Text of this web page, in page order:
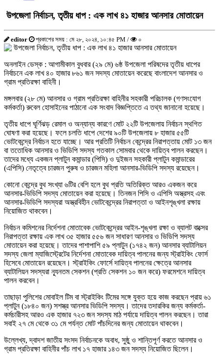
উপজেলা নির্বাচন, তৃতীয় ধাপ : এক লাখ ৪১ হাজার আনসার মোতায়েন
editor প্রকাশের সময় : মে ২৮, ২০২৪, ১০:৪৫ PM / ০
অনলাইন ডেস্ক : আগামীকাল বুধবার (২৯ মে) ৬ষ্ঠ উপজেলা পরিষদের তৃতীয় ধাপের
নির্বাচনে এক লাখ ৪০ হাজার ৮৬১ জন সদস্য মোতায়েন করেছে বাংলাদেশ আনসার ও
গ্রাম প্রতিরক্ষা বাহিনী।
মঙ্গলবার (২৮ মে) আনসার ও গ্রাম প্রতিরক্ষা বাহিনীর সহকারী পরিচালক (গণসংযোগ
কর্মকর্তা) রুবেল হোসাইনের পাঠানো এক সংবাদ বিজ্ঞপ্তিতে এ তথ্য জানানো হয়েছে।
তৃতীয় ধাপে ঘূর্ণিঝড় রেমাল ও অন্যান্য কারণে মোট ২২টি উপজেলায় নির্বাচন স্থগিত
ঘোষণা করা হয়েছে। ফলে চলতি ধাপে দেশের ৯০টি উপজেলায় ৮ হাজার ৫৫টি
ভোটকেন্দ্রে নির্বাচন হতে যাচ্ছে। আর প্রতিটি নির্বাচন কেন্দ্রের নিরাপত্তায় মোট ১৩ জন
বা ততোধিক আনসার ও ভিডিপি সদস্য গতকাল সোমবার থেকে দায়িত্ব পালন করছেন।
তাদের মধ্যে একজন প্লাটুন কমান্ডার (পিসি) ও দুইজন সহকারী প্লাটুন কমান্ডারের
(এপিসি) নেতৃত্বে চারজন পুরুষ ও চারজন মহিলা আনসার-ভিডিপি সদস্য রয়েছেন।
কোনো কেন্দ্রে বুথ সংখ্যা ৬টির বেশি হলে বুথ প্রতি অতিরিক্ত আরও একজন করে
আনসার-ভিডিপি সদস্য মোতায়েন করা হয়েছে। তিনজন পিসি ও এপিসি অস্ত্রসহ এবং
আনসার-ভিডিপি সদস্যরা অস্ত্রবিহীন ভোটকেন্দ্রের নিরাপত্তা ও আইনশৃঙ্খলা রক্ষায়
নিয়োজিত থাকবেন।
নির্বাচন কমিশনের নির্দেশনা মোতাবেক ভোটকেন্দ্রের আইন-শৃঙ্খলা রক্ষা ও ব্যালট বাক্সের
নিরাপত্তা রক্ষায় এক লাখ ৩৫ হাজার ৫৫৬ জন সাধারণ আনসার ও ভিডিপি সদস্য
মোতায়েন করা হয়েছে। তাদের পাশাপাশি ৫৯ প্লাটুন (১৭৪২ জন) আনসার ব্যাটালিয়ন
সদস্য জেলা ম্যাজিস্ট্রেটের নির্দেশনা মোতাবেক দায়িত্ব পালনের জন্য স্ট্রাইকিং ফোর্স
হিসেবে মোতায়েন রয়েছেন। স্ট্রাইকিং ফোর্সে দায়িত্ব পালনের ক্ষেত্রে আনসার
ব্যাটালিয়ন সদস্যরা ন্যূনতম সেকশন (প্রতি সেকশন ১০ জন করে) ফরমেশনে দায়িত্ব
পালন করবেন।
তাছাড়া পুলিশের মোবাইল টিম বা স্ট্রাইকিং টিমের সঙ্গে যুক্ত হয়ে কাজ করছেন প্রায় ৬১
প্লাটুন (১৮৪০ জন) সশস্ত্র আনসার ভিডিপি সদস্য। তাদের তদারকির জন্য কর্মকর্তা-
কর্মচারীসহ আরও এক হাজার ৭২৩ জন সদস্য মাঠ পর্যায়ে দায়িত্ব পালন করছেন। তারা
সবাই ২৭ মে থেকে ৩১ মে পর্যন্ত মোট পাঁচদিনের জন্য মোতায়েন থাকবেন।
উল্লেখ্য, দ্বাদশ জাতীয় সংসদ নির্বাচনকে অবাধ, সুষ্ঠু ও শান্তিপূর্ণ করতে আনসার ও
গ্রাম প্রতিরক্ষা বাহিনীর পাঁচ লাখ ১৭ হাজার ১৪৩ জন সদস্য নিয়োজিত ছিলেন।